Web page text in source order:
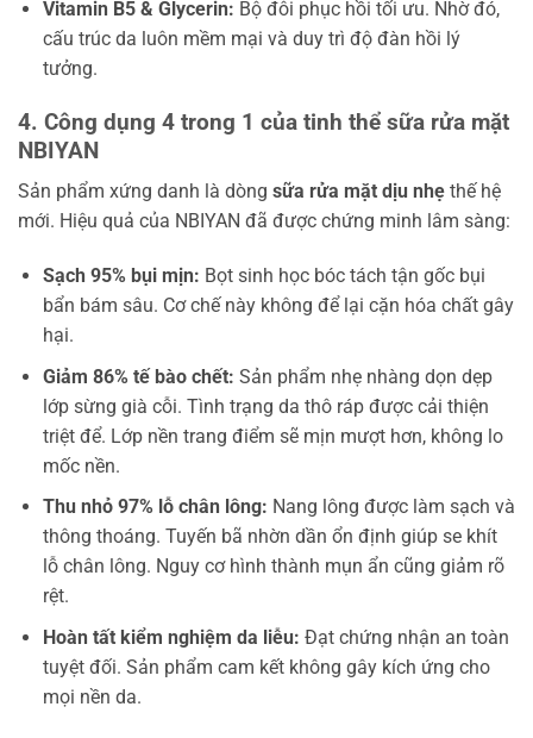
Vitamin B5 & Glycerin: Bộ đôi phục hồi tối ưu. Nhờ đó,
cấu trúc da luôn mềm mại và duy trì độ đàn hồi lý
tưởng.
4. Công dụng 4 trong 1 của tinh thể sữa rửa mặt
NBIYAN
Sản phẩm xứng danh là dòng sữa rửa mặt dịu nhẹ thế hệ
mới. Hiệu quả của NBIYAN đã được chứng minh lâm sàng:
Sạch 95% bụi mịn: Bọt sinh học bóc tách tận gốc bụi
bẩn bám sâu. Cơ chế này không để lại cặn hóa chất gây
hại.
Giảm 86% tế bào chết: Sản phẩm nhẹ nhàng dọn dẹp
lớp sừng già cỗi. Tình trạng da thô ráp được cải thiện
triệt để. Lớp nền trang điểm sẽ mịn mượt hơn, không lo
mốc nền.
Thu nhỏ 97% lỗ chân lông: Nang lông được làm sạch và
thông thoáng. Tuyến bã nhờn dần ổn định giúp se khít
lỗ chân lông. Nguy cơ hình thành mụn ẩn cũng giảm rõ
rệt.
Hoàn tất kiểm nghiệm da liễu: Đạt chứng nhận an toàn
tuyệt đối. Sản phẩm cam kết không gây kích ứng cho
mọi nền da.